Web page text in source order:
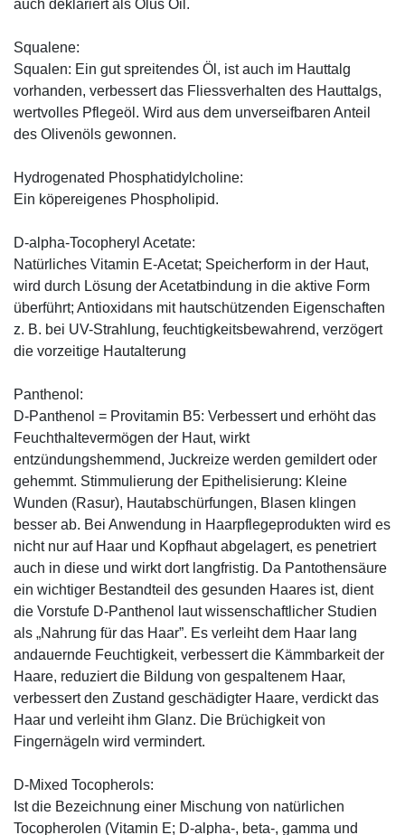
auch deklariert als Olus Oil.
Squalene:
Squalen: Ein gut spreitendes Öl, ist auch im Hauttalg
vorhanden, verbessert das Fliessverhalten des Hauttalgs,
wertvolles Pflegeöl. Wird aus dem unverseifbaren Anteil
des Olivenöls gewonnen.
Hydrogenated Phosphatidylcholine:
Ein köpereigenes Phospholipid.
D-alpha-Tocopheryl Acetate:
Natürliches Vitamin E-Acetat; Speicherform in der Haut,
wird durch Lösung der Acetatbindung in die aktive Form
überführt; Antioxidans mit hautschützenden Eigenschaften
z. B. bei UV-Strahlung, feuchtigkeitsbewahrend, verzögert
die vorzeitige Hautalterung
Panthenol:
D-Panthenol = Provitamin B5: Verbessert und erhöht das
Feuchthaltevermögen der Haut, wirkt
entzündungshemmend, Juckreize werden gemildert oder
gehemmt. Stimmulierung der Epithelisierung: Kleine
Wunden (Rasur), Hautabschürfungen, Blasen klingen
besser ab. Bei Anwendung in Haarpflegeprodukten wird es
nicht nur auf Haar und Kopfhaut abgelagert, es penetriert
auch in diese und wirkt dort langfristig. Da Pantothensäure
ein wichtiger Bestandteil des gesunden Haares ist, dient
die Vorstufe D-Panthenol laut wissenschaftlicher Studien
als „Nahrung für das Haar”. Es verleiht dem Haar lang
andauernde Feuchtigkeit, verbessert die Kämmbarkeit der
Haare, reduziert die Bildung von gespaltenem Haar,
verbessert den Zustand geschädigter Haare, verdickt das
Haar und verleiht ihm Glanz. Die Brüchigkeit von
Fingernägeln wird vermindert.
D-Mixed Tocopherols:
Ist die Bezeichnung einer Mischung von natürlichen
Tocopherolen (Vitamin E; D-alpha-, beta-, gamma und